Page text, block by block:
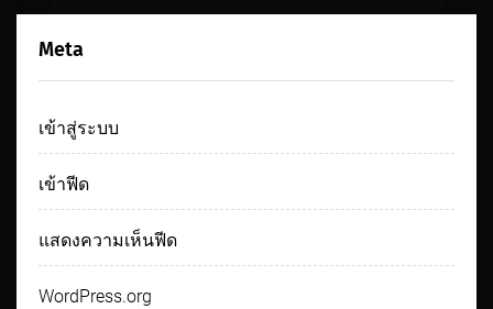
Meta
เข้าสู่ระบบ
เข้าฟีด
แสดงความเห็นฟีด
WordPress.org